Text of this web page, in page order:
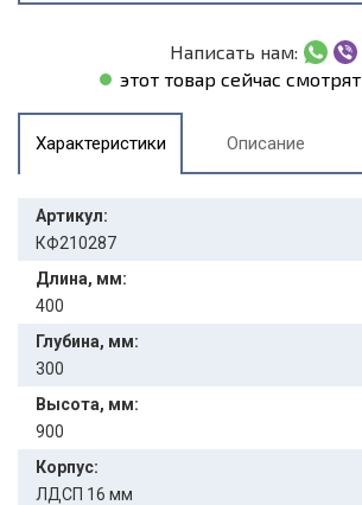
Написать нам:
этот товар сейчас смотрят
Характеристики Описание
Артикул:
КФ210287
Длина, мм:
400
Глубина, мм:
300
Высота, мм:
900
Корпус:
ЛДСП 16 мм